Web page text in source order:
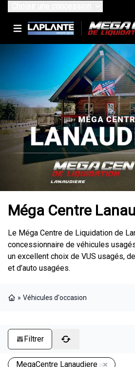
Méga Centre
Le Méga Centre de Liquidation de
concessionnaire de véhicules
un excellent choix de VUS usagés,
et d’auto usagées.
» Véhicules d'occasion
Filtrer
MegaCentre Lanaudiere